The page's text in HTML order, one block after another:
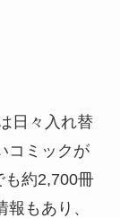
日々入れ替
コミックが
も約2,700冊
もあり、